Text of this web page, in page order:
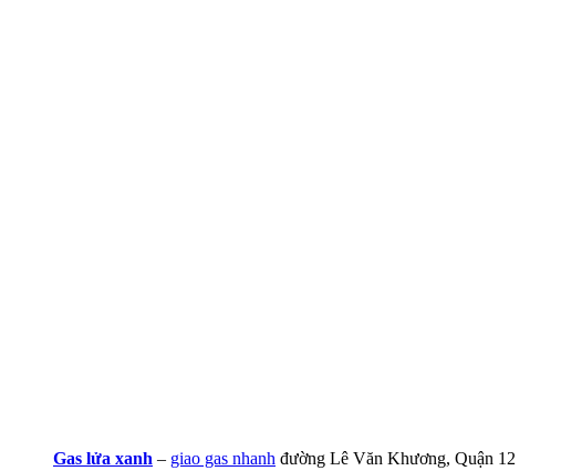
Gas lửa xanh – giao gas nhanh đường Lê Văn Khương, Quận 12